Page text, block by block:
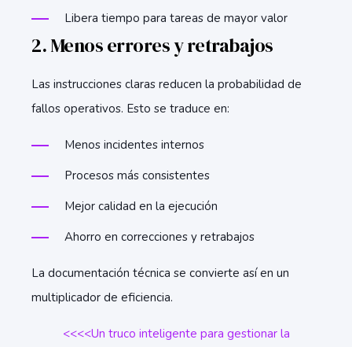
Libera tiempo para tareas de mayor valor
2. Menos errores y retrabajos
Las instrucciones claras reducen la probabilidad de
fallos operativos. Esto se traduce en:
Menos incidentes internos
Procesos más consistentes
Mejor calidad en la ejecución
Ahorro en correcciones y retrabajos
La documentación técnica se convierte así en un
multiplicador de eficiencia.
<<<<Un truco inteligente para gestionar la